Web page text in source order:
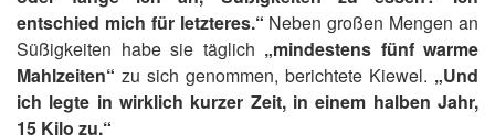
entschied mich für letzteres.“ Neben großen Mengen an
Süßigkeiten habe sie täglich „mindestens fünf warme
Mahlzeiten“ zu sich genommen, berichtete Kiewel. „Und
ich legte in wirklich kurzer Zeit, in einem halben Jahr,
15 Kilo zu.“